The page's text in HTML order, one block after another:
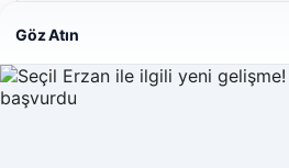
Göz Atın